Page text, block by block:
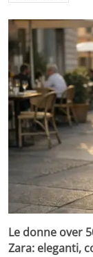
Le donne over
Zara: eleganti,